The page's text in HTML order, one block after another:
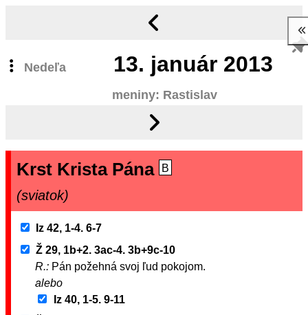
Nedeľa 13. január 2013
meniny: Rastislav
Krst Krista Pána B
(sviatok)
Iz 42, 1-4. 6-7
Ž 29, 1b+2. 3ac-4. 3b+9c-10
R.: Pán požehná svoj ľud pokojom.
alebo
Iz 40, 1-5. 9-11